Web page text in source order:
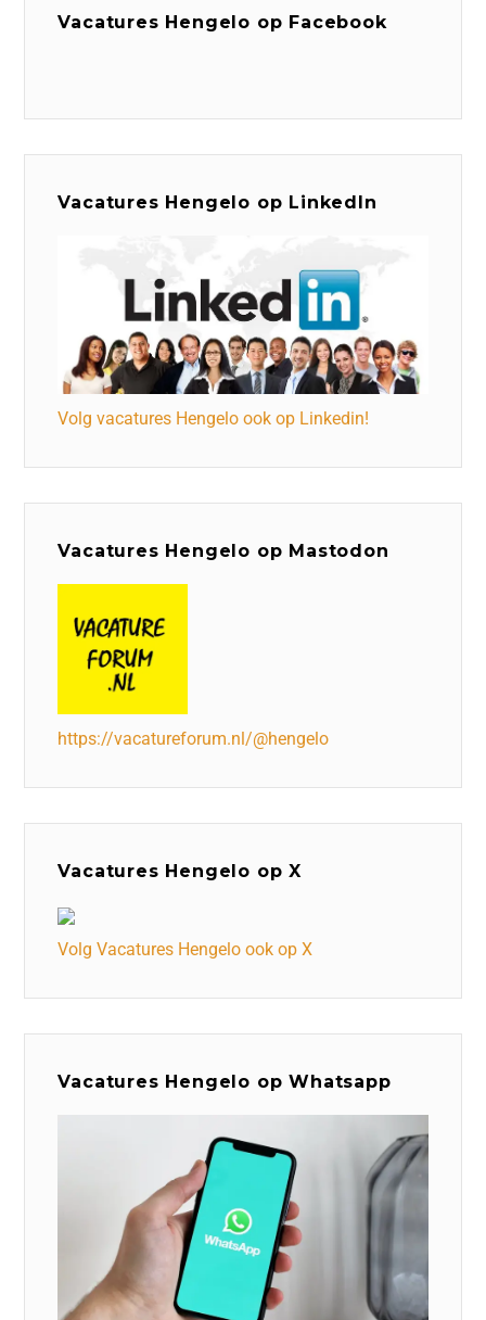
Vacatures Hengelo op Facebook
Vacatures Hengelo op LinkedIn
Volg vacatures Hengelo ook op Linkedin!
Vacatures Hengelo op Mastodon
https://vacatureforum.nl/@hengelo
Vacatures Hengelo op X
Volg Vacatures Hengelo ook op X
Vacatures Hengelo op Whatsapp